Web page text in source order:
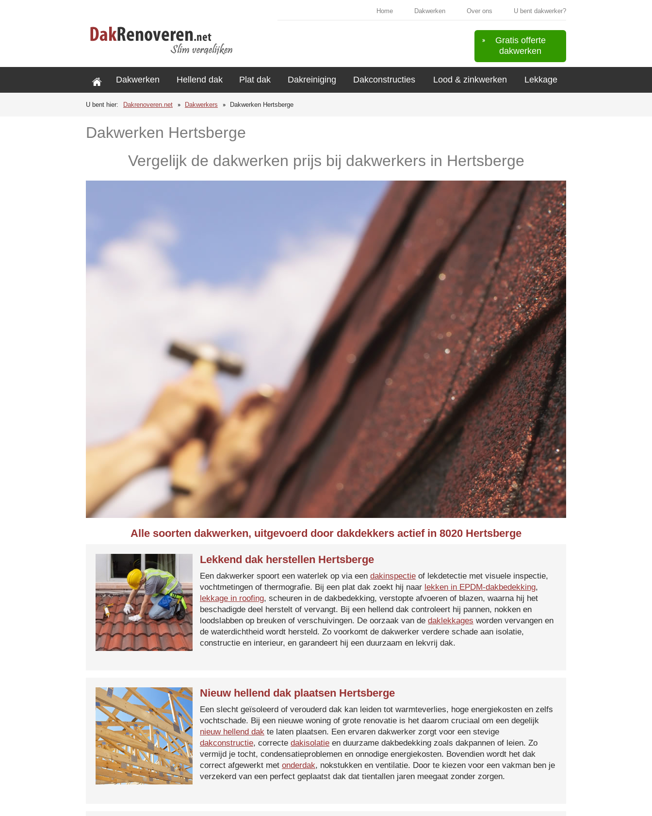
Home Dakwerken Over ons U bent dakwerker?
Gratis offerte
dakwerken
Dakwerken Hellend dak Plat dak Dakreiniging Dakconstructies Lood & zinkwerken Lekkage
U bent hier: Dakrenoveren.net Dakwerkers Dakwerken Hertsberge
Dakwerken Hertsberge
Vergelijk de dakwerken prijs bij dakwerkers in Hertsberge
Alle soorten dakwerken, uitgevoerd door dakdekkers actief in 8020 Hertsberge
Lekkend dak herstellen Hertsberge
Een dakwerker spoort een waterlek op via een dakinspectie of lekdetectie met visuele inspectie,
vochtmetingen of thermografie. Bij een plat dak zoekt hij naar lekken in EPDM-dakbedekking,
lekkage in roofing, scheuren in de dakbedekking, verstopte afvoeren of blazen, waarna hij het
beschadigde deel herstelt of vervangt. Bij een hellend dak controleert hij pannen, nokken en
loodslabben op breuken of verschuivingen. De oorzaak van de daklekkages worden vervangen en
de waterdichtheid wordt hersteld. Zo voorkomt de dakwerker verdere schade aan isolatie,
constructie en interieur, en garandeert hij een duurzaam en lekvrij dak.
Nieuw hellend dak plaatsen Hertsberge
Een slecht geïsoleerd of verouderd dak kan leiden tot warmteverlies, hoge energiekosten en zelfs
vochtschade. Bij een nieuwe woning of grote renovatie is het daarom cruciaal om een degelijk
nieuw hellend dak te laten plaatsen. Een ervaren dakwerker zorgt voor een stevige
dakconstructie, correcte dakisolatie en duurzame dakbedekking zoals dakpannen of leien. Zo
vermijd je tocht, condensatieproblemen en onnodige energiekosten. Bovendien wordt het dak
correct afgewerkt met onderdak, nokstukken en ventilatie. Door te kiezen voor een vakman ben je
verzekerd van een perfect geplaatst dak dat tientallen jaren meegaat zonder zorgen.